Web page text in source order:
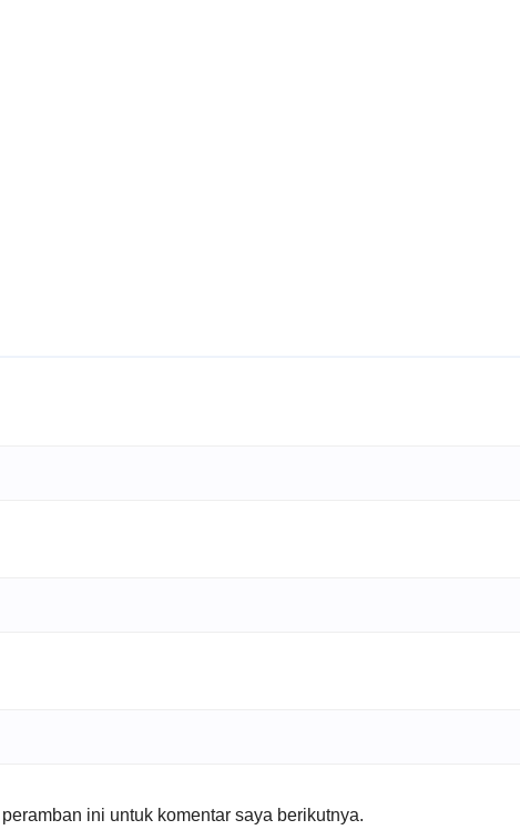
ini untuk komentar saya berikutnya.